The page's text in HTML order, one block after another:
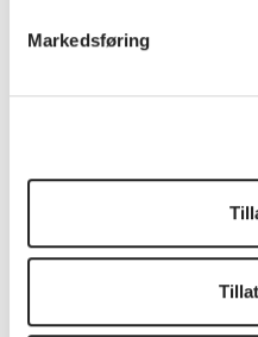
Markedsføring
Dette arrangementet
denne
endring. Inngangen
Link til Facebook-